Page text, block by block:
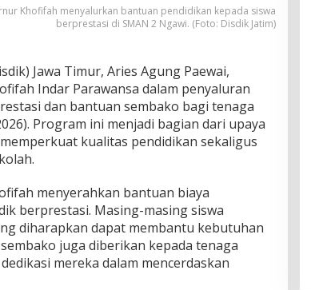
Khofifah menyalurkan bantuan pendidikan kepada siswa
berprestasi di SMAN 2 Ngawi. (Foto: Disdik Jatim)
Jawa Timur, Aries Agung Paewai,
Indar Parawansa dalam penyaluran
dan bantuan sembako bagi tenaga
Program ini menjadi bagian dari upaya
kualitas pendidikan sekaligus
menyerahkan bantuan biaya
berprestasi. Masing-masing siswa
diharapkan dapat membantu kebutuhan
juga diberikan kepada tenaga
mereka dalam mencerdaskan